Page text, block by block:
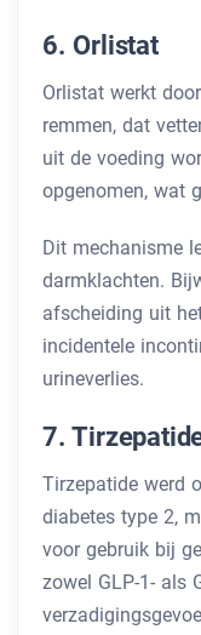
6. Orlistat
Orlistat werkt
remmen, dat
uit de voeding
opgenomen, wat
Dit mechanisme
darmklachten.
afscheiding uit
incidentele
urineverlies.
7.
Tirzepatide werd
diabetes type 2,
voor gebruik bij
zowel GLP-1- als